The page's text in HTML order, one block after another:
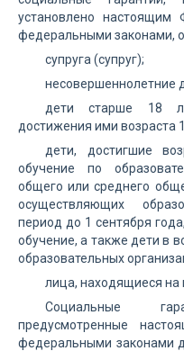
установлено настоящим
федеральными законами,
супруга (супруг);
несовершеннолетние
дети старше 18
достижения ими возраста
дети, достигшие
обучение по
общего или среднего
осуществляющих
период до 1 сентября
обучение, а также дети в
образовательных
лица, находящиеся
Социальные
предусмотренные
федеральными законами